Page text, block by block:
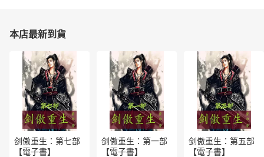
本店最新到貨
剑傲重生：第七部
【電子書】
剑傲重生：第一部
【電子書】
剑傲重生：第五部
【電子書】